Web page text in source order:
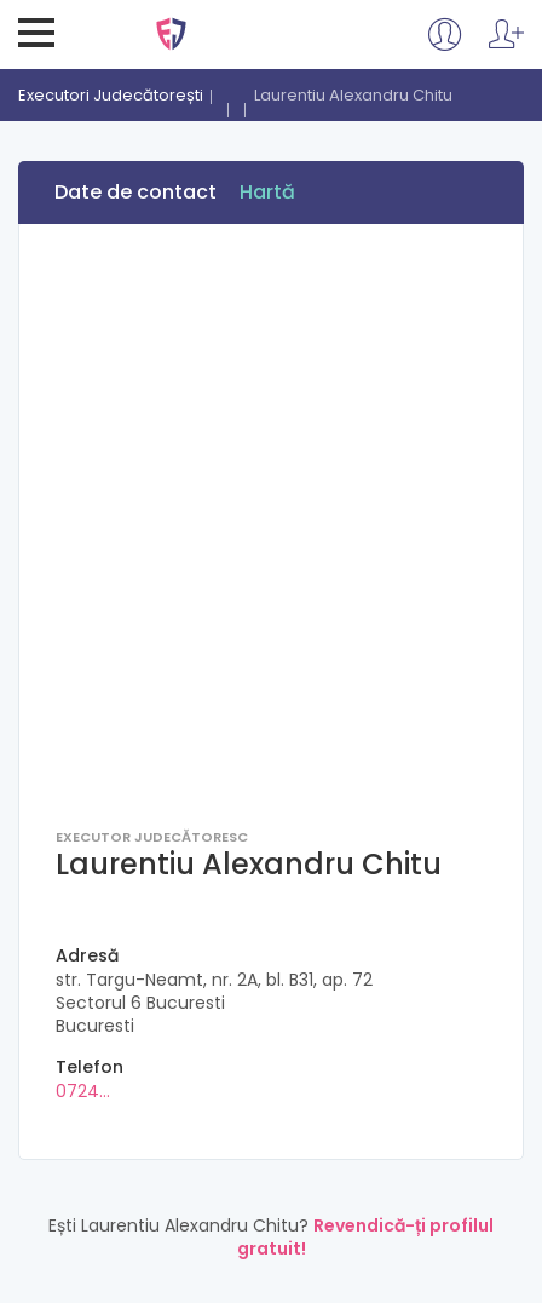
Executori Judecătorești Laurentiu Alexandru Chitu
Date de contact Hartă
EXECUTOR JUDECĂTORESC
Laurentiu Alexandru Chitu
Adresă
str. Targu-Neamt, nr. 2A, bl. B31, ap. 72
Sectorul 6 Bucuresti
Bucuresti
Telefon
0724...
Ești Laurentiu Alexandru Chitu? Revendică-ți profilul
gratuit!